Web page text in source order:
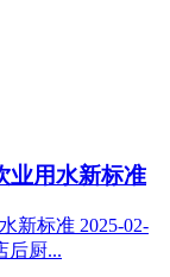
业用水新标准
新标准 2025-02-
后厨...